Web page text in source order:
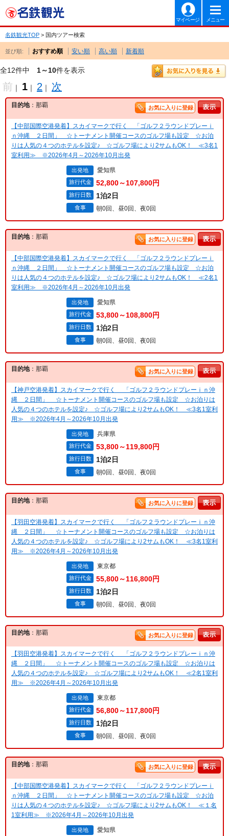
マイページ メニュー
名鉄観光TOP > 国内ツアー検索
並び順: おすすめ順 安い順 高い順 新着順
全12件中 1～10件を表示
前 ｜ 1 ｜ 2 ｜ 次
目的地：那覇 お気に入りに登録
【中部国際空港発着】スカイマークで行く 「ゴルフ２ラウンドプレーｉ
ｎ沖縄 ２日間」 ☆トーナメント開催コースのゴルフ場も設定 ☆お泊
りは人気の４つのホテルを設定♪ ☆ゴルフ場により2サムもOK！ ≪3名1
室利用≫ ※2026年4月～2026年10月出発
出発地 愛知県
旅行代金 52,800～107,800円
旅行日数 1泊2日
食事 朝0回、昼0回、夜0回
目的地：那覇 お気に入りに登録
【中部国際空港発着】スカイマークで行く 「ゴルフ２ラウンドプレーｉ
ｎ沖縄 ２日間」 ☆トーナメント開催コースのゴルフ場も設定 ☆お泊
りは人気の４つのホテルを設定♪ ☆ゴルフ場により2サムもOK！ ≪2名1
室利用≫ ※2026年4月～2026年10月出発
出発地 愛知県
旅行代金 53,800～108,800円
旅行日数 1泊2日
食事 朝0回、昼0回、夜0回
目的地：那覇 お気に入りに登録
【神戸空港発着】スカイマークで行く 「ゴルフ２ラウンドプレーｉｎ沖
縄 ２日間」 ☆トーナメント開催コースのゴルフ場も設定 ☆お泊りは
人気の４つのホテルを設定♪ ☆ゴルフ場により2サムもOK！ ≪3名1室利
用≫ ※2026年4月～2026年10月出発
出発地 兵庫県
旅行代金 53,800～119,800円
旅行日数 1泊2日
食事 朝0回、昼0回、夜0回
目的地：那覇 お気に入りに登録
【羽田空港発着】スカイマークで行く 「ゴルフ２ラウンドプレーｉｎ沖
縄 ２日間」 ☆トーナメント開催コースのゴルフ場も設定 ☆お泊りは
人気の４つのホテルを設定♪ ☆ゴルフ場により2サムもOK！ ≪3名1室利
用≫ ※2026年4月～2026年10月出発
出発地 東京都
旅行代金 55,800～116,800円
旅行日数 1泊2日
食事 朝0回、昼0回、夜0回
目的地：那覇 お気に入りに登録
【羽田空港発着】スカイマークで行く 「ゴルフ２ラウンドプレーｉｎ沖
縄 ２日間」 ☆トーナメント開催コースのゴルフ場も設定 ☆お泊りは
人気の４つのホテルを設定♪ ☆ゴルフ場により2サムもOK！ ≪2名1室利
用≫ ※2026年4月～2026年10月出発
出発地 東京都
旅行代金 56,800～117,800円
旅行日数 1泊2日
食事 朝0回、昼0回、夜0回
目的地：那覇 お気に入りに登録
【中部国際空港発着】スカイマークで行く 「ゴルフ２ラウンドプレーｉ
ｎ沖縄 ２日間」 ☆トーナメント開催コースのゴルフ場も設定 ☆お泊
りは人気の４つのホテルを設定♪ ☆ゴルフ場により2サムもOK！ ≪１名
1室利用≫ ※2026年4月～2026年10月出発
出発地 愛知県